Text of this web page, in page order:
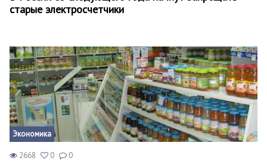
Домашние животные
Семья и дети
Путешествия
Строительство
Культура и общество
старые электросчетчики
Экономика
2668 0 0